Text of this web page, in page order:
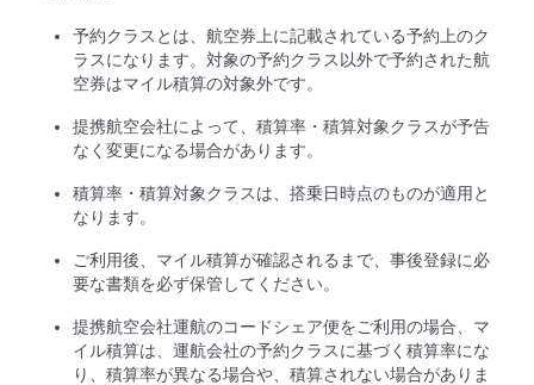
予約クラスとは、航空券上に記載されている予約上のク
ラスになります。対象の予約クラス以外で予約された航
空券はマイル積算の対象外です。
提携航空会社によって、積算率・積算対象クラスが予告
なく変更になる場合があります。
積算率・積算対象クラスは、搭乗日時点のものが適用と
なります。
ご利用後、マイル積算が確認されるまで、事後登録に必
要な書類を必ず保管してください。
提携航空会社運航のコードシェア便をご利用の場合、マ
イル積算は、運航会社の予約クラスに基づく積算率にな
り、積算率が異なる場合や、積算されない場合がありま